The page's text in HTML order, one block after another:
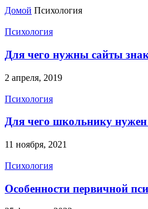
Домой Психология
Психология
Для чего нужны сайты
2 апреля, 2019
Психология
Для чего школьнику
11 ноября, 2021
Психология
Особенности первичной